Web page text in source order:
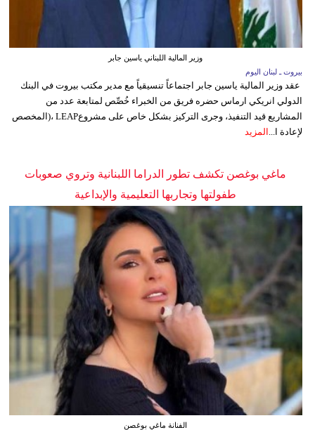
وزير المالية اللبناني ياسين جابر
بيروت ـ لبنان اليوم
عقد وزير المالية ياسين جابر اجتماعاً تنسيقياً مع مدير مكتب بيروت في البنك
الدولي انريكي ارماس حضره فريق من الخبراء خُصِّص لمتابعة عدد من
المشاريع قيد التنفيذ، وجرى التركيز بشكل خاص على مشروعLEAP ،(المخصص
لإعادة ا... المزيد
ماغي بوغصن تكشف تطور الدراما اللبنانية وتروي صعوبات
طفولتها وتجاربها التعليمية والإبداعية
الفنانة ماغي بوغصن